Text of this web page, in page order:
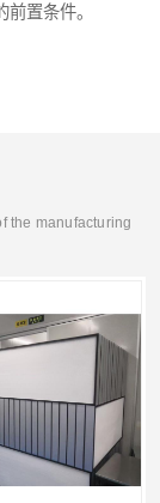
置条件。
the manufacturing